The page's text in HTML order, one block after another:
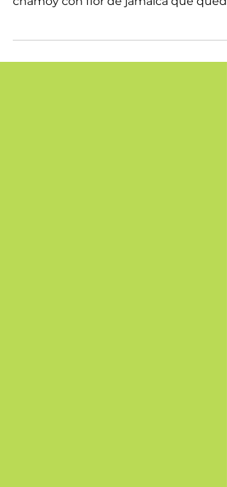
estuve compartiendo en mis redes un
riquísimo para acompañar con...